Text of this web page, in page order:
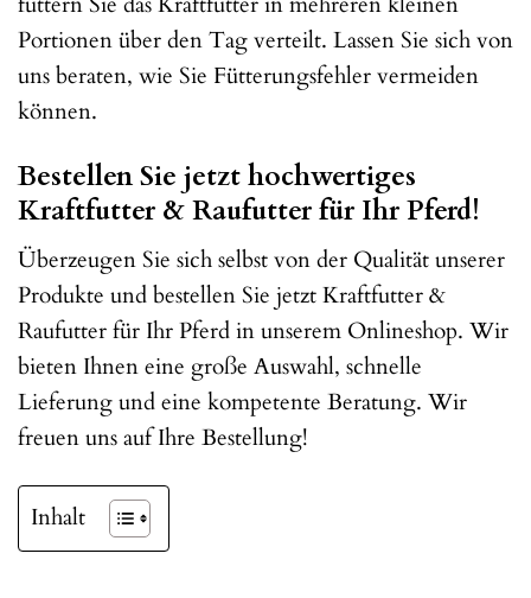
Portionen über den Tag verteilt. Lassen Sie sich von
uns beraten, wie Sie Fütterungsfehler vermeiden
können.
Bestellen Sie jetzt hochwertiges
Kraftfutter & Raufutter für Ihr Pferd!
Überzeugen Sie sich selbst von der Qualität unserer
Produkte und bestellen Sie jetzt Kraftfutter &
Raufutter für Ihr Pferd in unserem Onlineshop. Wir
bieten Ihnen eine große Auswahl, schnelle
Lieferung und eine kompetente Beratung. Wir
freuen uns auf Ihre Bestellung!
Inhalt